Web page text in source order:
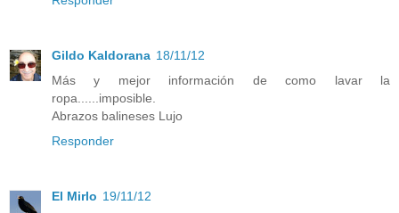
Gildo Kaldorana 18/11/12
Más y mejor información de como lavar la
ropa......imposible.
Abrazos balineses Lujo
Responder
El Mirlo 19/11/12